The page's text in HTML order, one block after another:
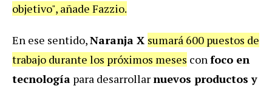
objetivo", añade Fazzio.
En ese sentido,Naranja X sumará 600 puestos de
trabajo durante los próximos meses con foco en
tecnología para desarrollarnuevos productos y